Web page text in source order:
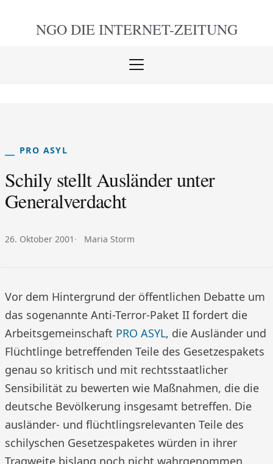
NGO DIE INTERNET-ZEITUNG
Menü
PRO ASYL
Schily stellt Ausländer unter
Generalverdacht
Veröffentlicht am:
26. Oktober 2001 Autor:
Maria Storm
Vor dem Hintergrund der öffentlichen Debatte um
das sogenannte Anti-Terror-Paket II fordert die
Arbeitsgemeinschaft PRO ASYL, die Ausländer und
Flüchtlinge betreffenden Teile des Gesetzespakets
genau so kritisch und mit rechtsstaatlicher
Sensibilität zu bewerten wie Maßnahmen, die die
deutsche Bevölkerung insgesamt betreffen. Die
ausländer- und flüchtlingsrelevanten Teile des
schilyschen Gesetzespaketes würden in ihrer
Tragweite bislang noch nicht wahrgenommen.